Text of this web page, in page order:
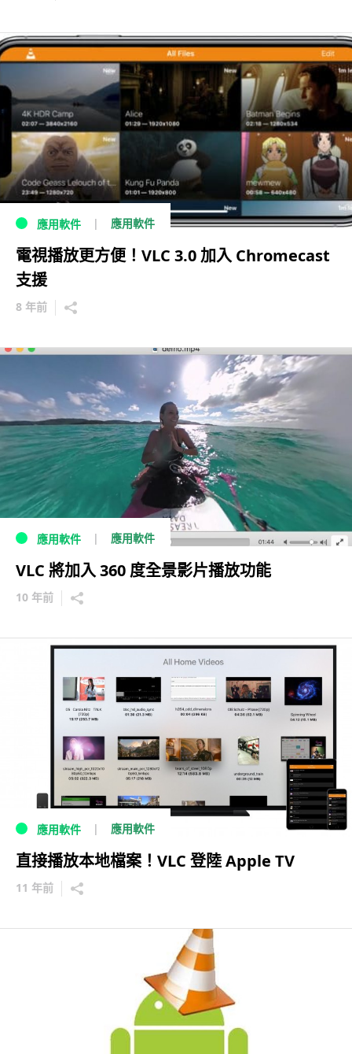
應用軟件 應用軟件
電視播放更方便！VLC 3.0 加入 Chromecast
支援
8 年前
應用軟件 應用軟件
VLC 將加入 360 度全景影片播放功能
10 年前
應用軟件 應用軟件
直接播放本地檔案！VLC 登陸 Apple TV
11 年前